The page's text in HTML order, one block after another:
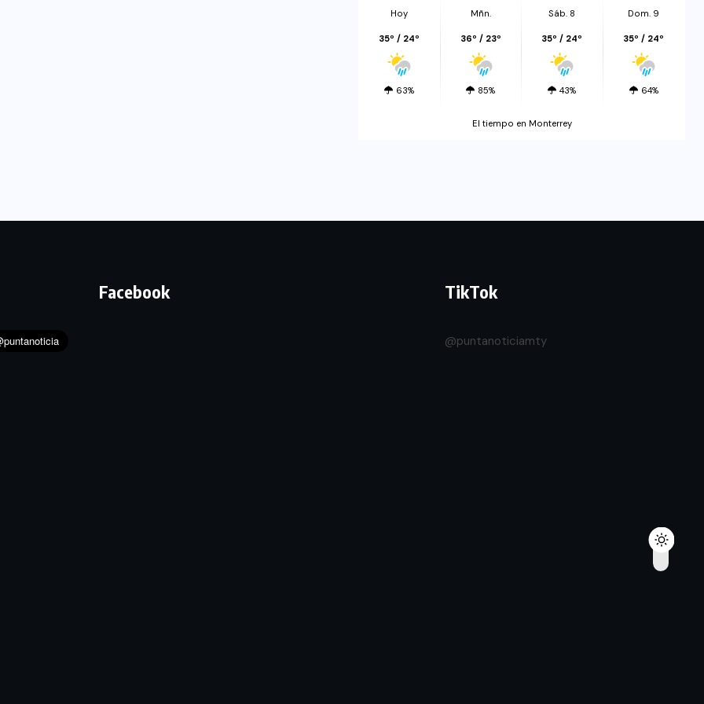
Hoy
35º / 24º
63%
Mñn.
36º / 23º
85%
Sáb. 8
35º / 24º
43%
Dom. 9
35º / 24º
64%
El tiempo en Monterrey
Facebook TikTok
@puntanoticiamty